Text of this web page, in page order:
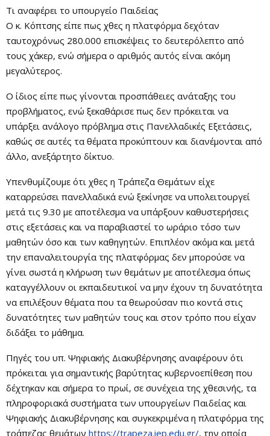
Τι αναφέρει το υπουργείο Παιδείας
Ο κ. Κόπτσης είπε πως χθες η πλατφόρμα δεχόταν
ταυτοχρόνως 280.000 επισκέψεις το δευτερόλεπτο από
τους χάκερ, ενώ σήμερα ο αριθμός αυτός είναι ακόμη
μεγαλύτερος.
Ο ίδιος είπε πως γίνονται προσπάθειες ανάταξης του
προβλήματος, ενώ ξεκαθάρισε πως δεν πρόκειται να
υπάρξει ανάλογο πρόβλημα στις Πανελλαδικές Εξετάσεις,
καθώς σε αυτές τα θέματα προκύπτουν και διανέμονται από
άλλο, ανεξάρτητο δίκτυο.
Υπενθυμίζουμε ότι χθες η Τράπεζα Θεμάτων είχε
καταρρεύσει πανελλαδικά ενώ ξεκίνησε να υπολειτουργεί
μετά τις 9.30 με αποτέλεσμα να υπάρξουν καθυστερήσεις
στις εξετάσεις και να παραβιαστεί το ωράριο τόσο των
μαθητών όσο και των καθηγητών. Επιπλέον ακόμα και μετά
την επαναλειτουργία της πλατφόρμας δεν μπορούσε να
γίνει σωστά η κλήρωση των θεμάτων με αποτέλεσμα όπως
καταγγέλλουν οι εκπαιδευτικοί να μην έχουν τη δυνατότητα
να επιλέξουν θέματα που τα θεωρούσαν πιο κοντά στις
δυνατότητες των μαθητών τους και στον τρόπο που είχαν
διδάξει το μάθημα.
Πηγές του υπ. Ψηφιακής Διακυβέρνησης αναφέρουν ότι
πρόκειται για σημαντικής βαρύτητας κυβερνοεπίθεση που
δέχτηκαν και σήμερα το πρωί, σε συνέχεια της χθεσινής, τα
πληροφοριακά συστήματα των υπουργείων Παιδείας και
Ψηφιακής Διακυβέρνησης και συγκεκριμένα η πλατφόρμα της
τράπεζας θεμάτων https://trapeza.iep.edu.gr/, την οποία